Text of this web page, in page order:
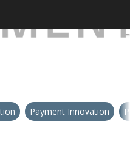
Payment Innovation